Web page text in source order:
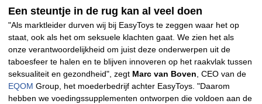
Een steuntje in de rug kan al veel doen
"Als marktleider durven wij bij EasyToys te zeggen waar het op
staat, ook als het om seksuele klachten gaat. We zien het als
onze verantwoordelijkheid om juist deze onderwerpen uit de
taboesfeer te halen en te blijven innoveren op het raakvlak tussen
seksualiteit en gezondheid", zegt Marc van Boven , CEO van de
EQOM Group, het moederbedrijf achter EasyToys. "Daarom
hebben we voedingssupplementen ontworpen die voldoen aan de